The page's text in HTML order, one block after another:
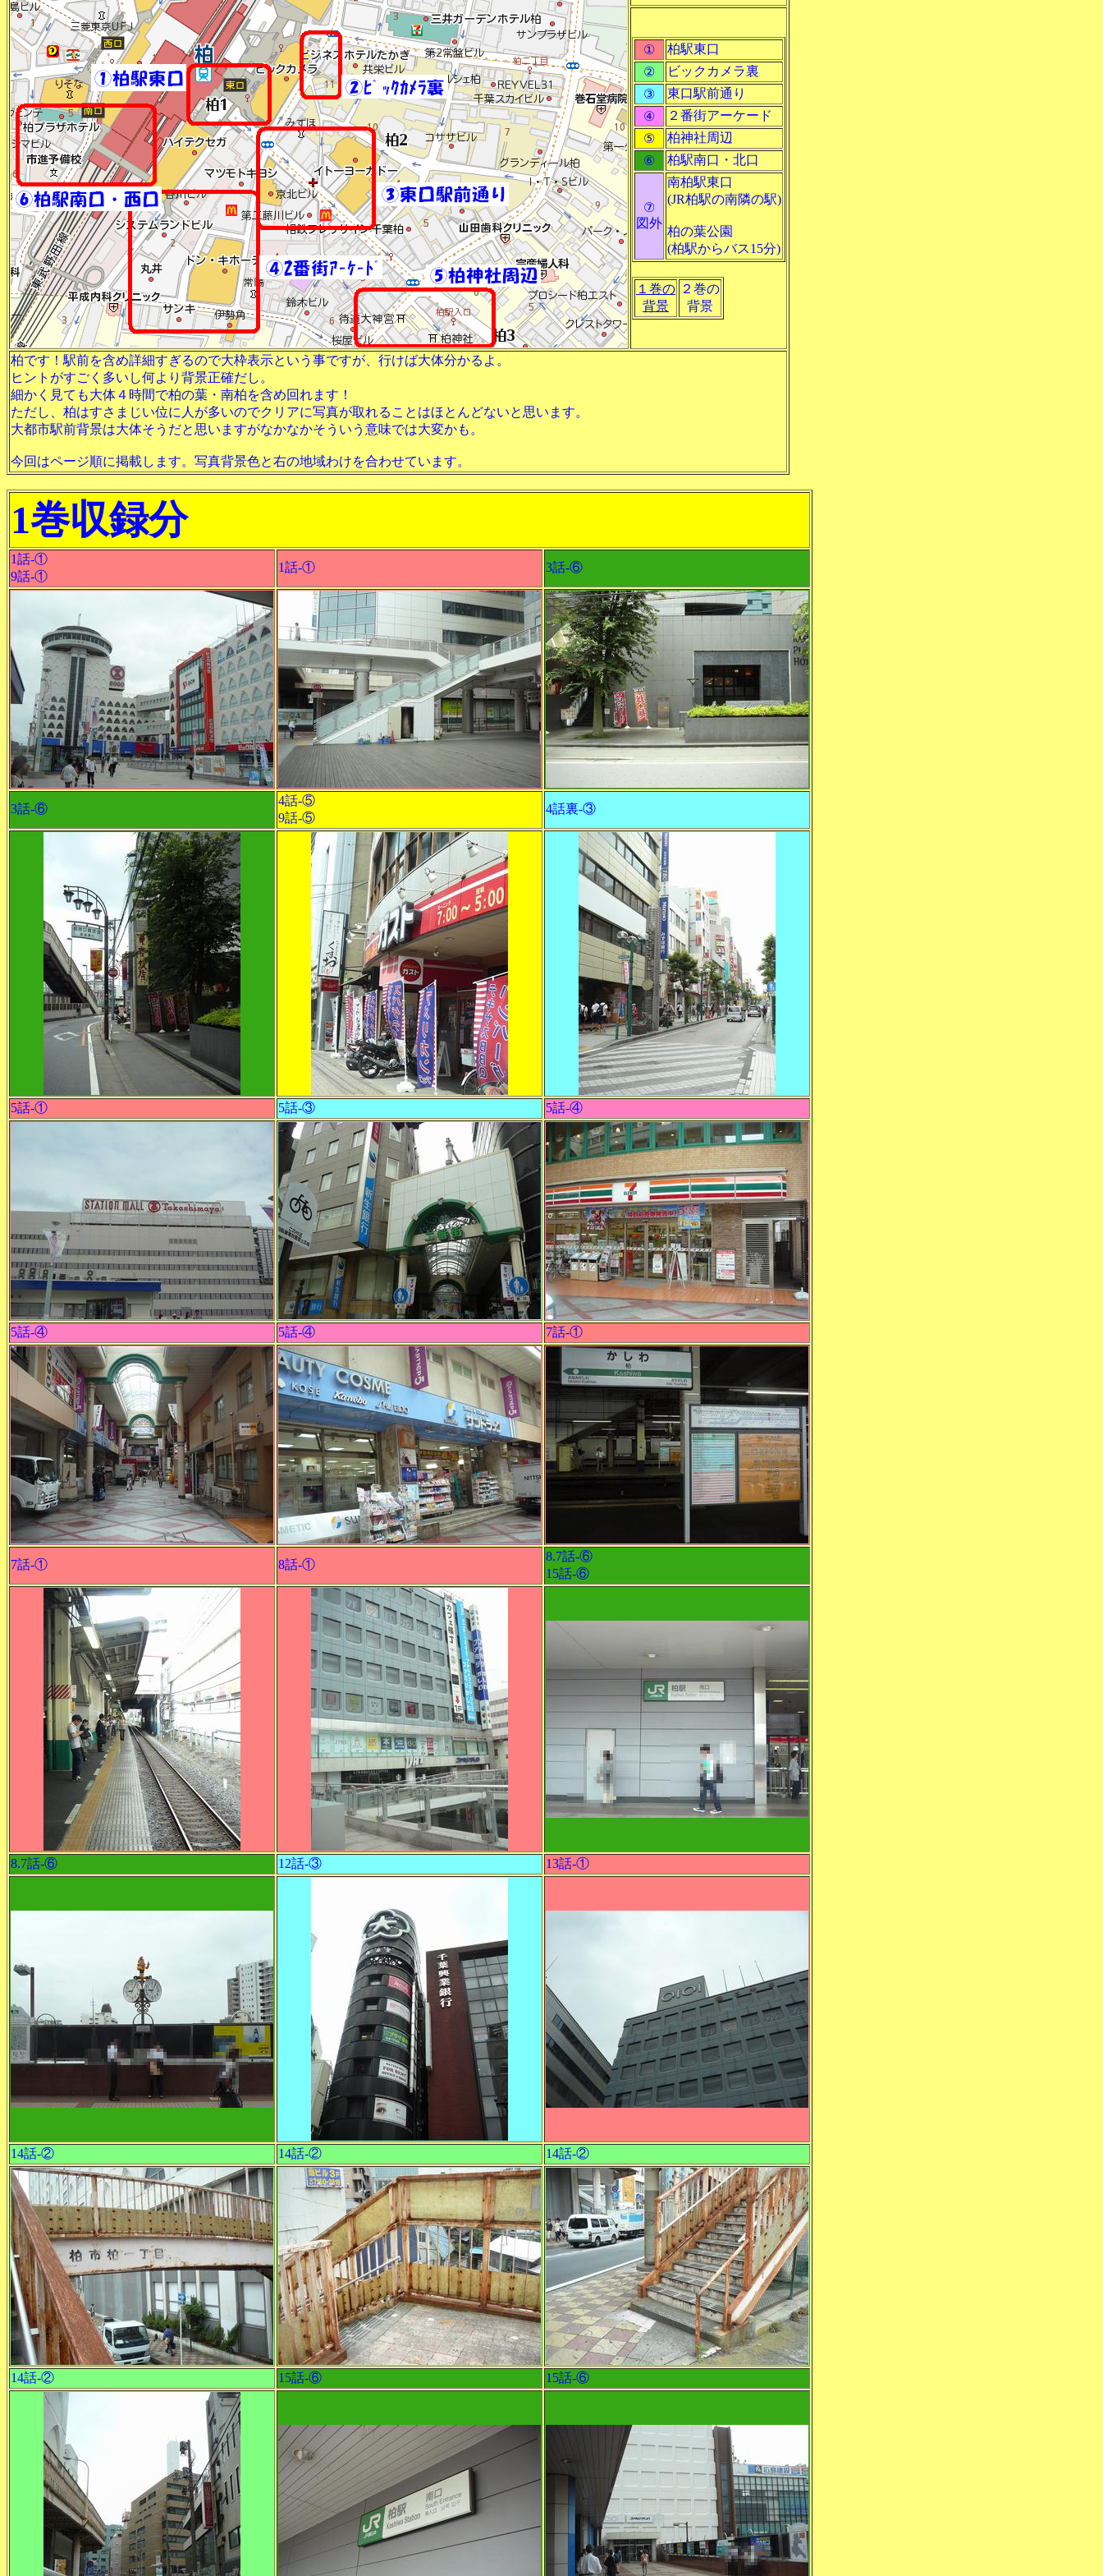
①
柏駅東口
②
ビックカメラ裏
③
東口駅前通り
④
２番街アーケード
⑤
柏神社周辺
⑥
柏駅南口・北口
⑦
図外
南柏駅東口
(JR柏駅の南隣の駅)
柏の葉公園
(柏駅からバス15分)
１巻の
背景
２巻の
背景
柏です！駅前を含め詳細すぎるので大枠表示という事ですが、行けば大体分かるよ。
ヒントがすごく多いし何より背景正確だし。
細かく見ても大体４時間で柏の葉・南柏を含め回れます！
ただし、柏はすさまじい位に人が多いのでクリアに写真が取れることはほとんどないと思います。
大都市駅前背景は大体そうだと思いますがなかなかそういう意味では大変かも。
今回はページ順に掲載します。写真背景色と右の地域わけを合わせています。
1巻収録分
1話-①
9話-①
1話-① 3話-⑥
3話-⑥
4話-⑤
9話-⑤
4話裏-③
5話-① 5話-③ 5話-④
5話-④ 5話-④ 7話-①
7話-① 8話-①
8.7話-⑥
15話-⑥
8.7話-⑥ 12話-③ 13話-①
14話-② 14話-② 14話-②
14話-② 15話-⑥ 15話-⑥